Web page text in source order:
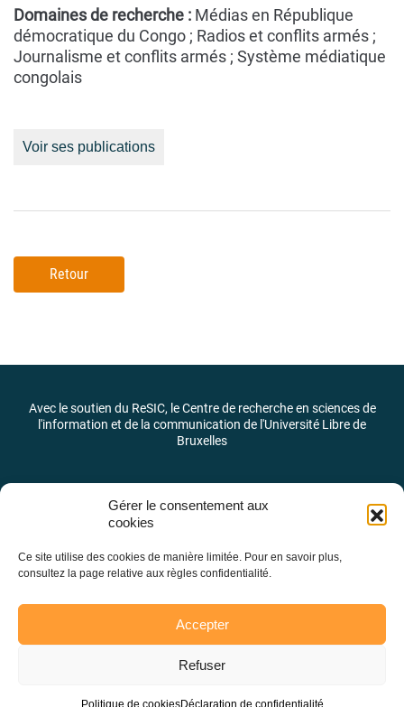
Gérer le consentement aux
cookies
Ce site utilise des cookies de manière limitée. Pour en savoir plus,
consultez la page relative aux règles confidentialité.
Accepter
Refuser
Politique de cookiesDéclaration de confidentialité
Domaines de recherche : Médias en République
démocratique du Congo ; Radios et conflits armés ;
Journalisme et conflits armés ; Système médiatique
congolais
Voir ses publications
Retour
Avec le soutien du ReSIC, le Centre de recherche en sciences de
l'information et de la communication de l'Université Libre de
Bruxelles
Laboratoire des pratiques et des identités journalistiques –